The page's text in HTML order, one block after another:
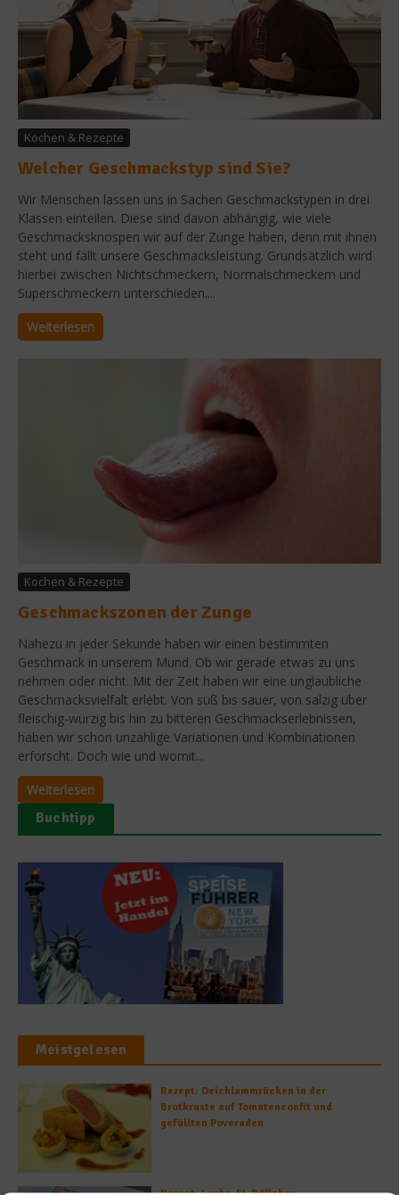
Kochen & Rezepte
Welcher Geschmackstyp sind Sie?
Wir Menschen lassen uns in Sachen Geschmackstypen in drei
Klassen einteilen. Diese sind davon abhängig, wie viele
Geschmacksknospen wir auf der Zunge haben, denn mit ihnen
steht und fällt unsere Geschmacksleistung. Grundsätzlich wird
hierbei zwischen Nichtschmeckern, Normalschmeckern und
Superschmeckern unterschieden....
Weiterlesen
Kochen & Rezepte
Geschmackszonen der Zunge
Nahezu in jeder Sekunde haben wir einen bestimmten
Geschmack in unserem Mund. Ob wir gerade etwas zu uns
nehmen oder nicht. Mit der Zeit haben wir eine unglaubliche
Geschmacksvielfalt erlebt. Von süß bis sauer, von salzig über
fleischig-würzig bis hin zu bitteren Geschmackserlebnissen,
haben wir schon unzählige Variationen und Kombinationen
erforscht. Doch wie und womit...
Weiterlesen
Buchtipp
Meistgelesen
Rezept: Deichlammrücken in der
Brotkruste auf Tomatenconfit und
gefüllten Poveraden